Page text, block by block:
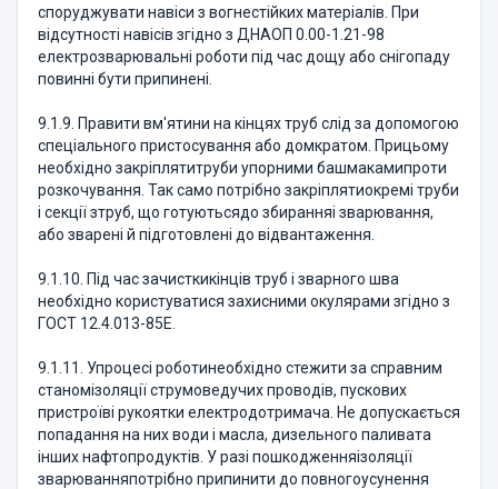
споруджувати навіси з вогнестійких матеріалів. При
відсутності навісів згідно з ДНАОП 0.00-1.21-98
електрозварювальні роботи під час дощу або снігопаду
повинні бути припинені.
9.1.9. Правити вм'ятини на кінцях труб слід за допомогою
спеціального пристосування або домкратом. Прицьому
необхідно закріплятитруби упорними башмакамипроти
розкочування. Так само потрібно закріплятиокремі труби
і секції зтруб, що готуютьсядо збиранняі зварювання,
або зварені й підготовлені до відвантаження.
9.1.10. Під час зачисткикінців труб і зварного шва
необхідно користуватися захисними окулярами згідно з
ГОСТ 12.4.013-85Е.
9.1.11. Упроцесі роботинеобхідно стежити за справним
станомізоляції струмоведучих проводів, пускових
пристроїві рукоятки електродотримача. Не допускається
попадання на них води і масла, дизельного паливата
інших нафтопродуктів. У разі пошкодженняізоляції
зварюванняпотрібно припинити до повногоусунення